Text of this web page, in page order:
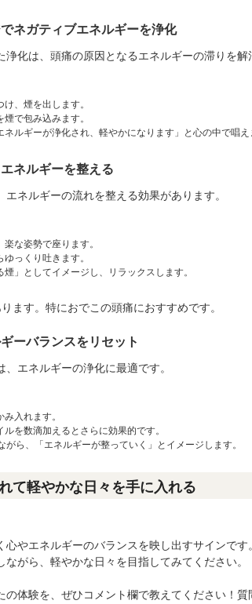
ネガティブエネルギーを浄化
浄化は、頭痛の原因となるエネルギーの滞りを解
、煙を出します。
で包み込みます。
ネルギーが浄化され、軽やかになります」と心の中で唱え
ネルギーを整える
ネルギーの流れを整える効果があります。
な姿勢で座ります。
っくり吐きます。
」としてイメージし、リラックスします。
ます。特におでこの頭痛におすすめです。
ーバランスをリセット
エネルギーの浄化に最適です。
入れます。
を数滴加えるとさらに効果的です。
がら、「エネルギーが整っていく」とイメージします。
て軽やかな日々を手に入れる
心やエネルギーのバランスを映し出すサインです
ながら、軽やかな日々を目指してみてください。
の体験を、ぜひコメント欄で教えてください！